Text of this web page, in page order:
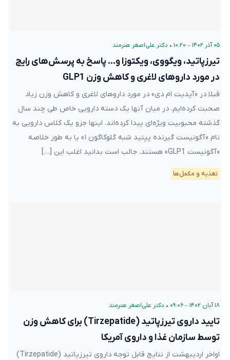
۰۵ آذر ۱۴۰۲ – ۱۰:۲۰ • دکتر علی‌اصغر هنرمند
تیرزپاتید، ویگووی، ویکتوزا و… پاسخ به پرسش‌های رایج
در مورد داروهای لاغری و کاهش وزن GLP1
قبلا در «آپدیت ام دی» در مورد داروهای لاغری و کاهش وزن زیاد
صحبت کرده‌ایم. در میان آنها یک دسته دارویی خاص طی چند سال
گذشته محبوبیت ویژه‌ای پیدا کرده‌اند. اینها جزو یک کلاس دارویی به
نام «آگونیست گیرنده پپتید شبه گلوکاگون ۱» یا به طور خلاصه
«آگونیست GLP1» هستند. جالب است بدانید اغلب این […]
تغذیه و مکمل‌ها
۱۸ آبان ۱۴۰۲ – ۰۹:۰۶ • دکتر علی‌اصغر هنرمند
تایید داروی تیرزپاتید (Tirzepatide) برای کاهش وزن
توسط سازمان غذا و داروی آمریکا
اواخر اردیبهشت از نتایج قابل توجه داروی تیرزپاتید (Tirzepatide)